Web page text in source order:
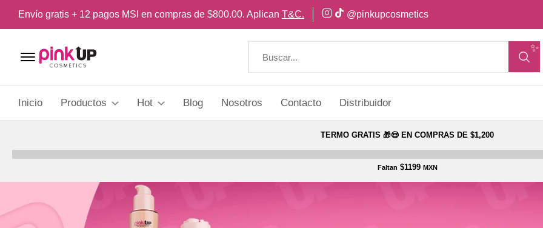
Envío gratis + 12 pagos MSI en compras de $800.00. Aplican T&C. @pinkupcosmetics
Menu Open ✨
Inicio Productos Hot Blog Nosotros Contacto Distribuidor
TERMO GRATIS 🎁😍 EN COMPRAS DE $1,200
Faltan $1199 MXN